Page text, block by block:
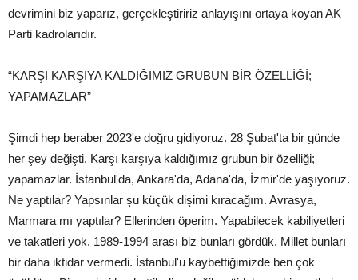
devrimini biz yaparız, gerçekleştiririz anlayışını ortaya koyan AK
Parti kadrolarıdır.
“KARŞI KARŞIYA KALDIĞIMIZ GRUBUN BİR ÖZELLİĞİ;
YAPAMAZLAR”
Şimdi hep beraber 2023'e doğru gidiyoruz. 28 Şubat'ta bir günde
her şey değişti. Karşı karşıya kaldığımız grubun bir özelliği;
yapamazlar. İstanbul'da, Ankara'da, Adana'da, İzmir'de yaşıyoruz.
Ne yaptılar? Yapsınlar şu küçük dişimi kıracağım. Avrasya,
Marmara mı yaptılar? Ellerinden öperim. Yapabilecek kabiliyetleri
ve takatleri yok. 1989-1994 arası biz bunları gördük. Millet bunları
bir daha iktidar vermedi. İstanbul'u kaybettiğimizde ben çok